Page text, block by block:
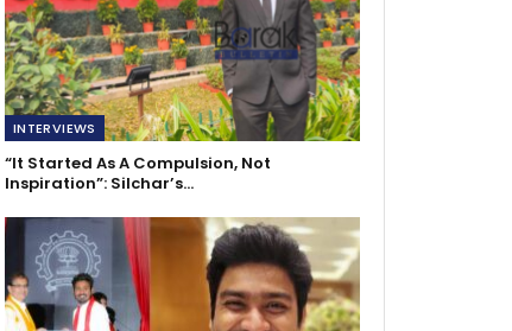
INTERVIEWS
“It Started As A Compulsion, Not
Inspiration”: Silchar’s…